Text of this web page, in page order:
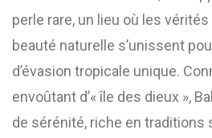
perle rare, un lieu où les
beauté naturelle s’unissent
d’évasion tropicale unique.
envoûtant d’« île des dieux »,
de sérénité, riche en traditions